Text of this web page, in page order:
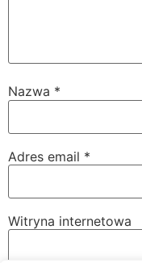
Nazwa *
Adres email *
Witryna internetowa